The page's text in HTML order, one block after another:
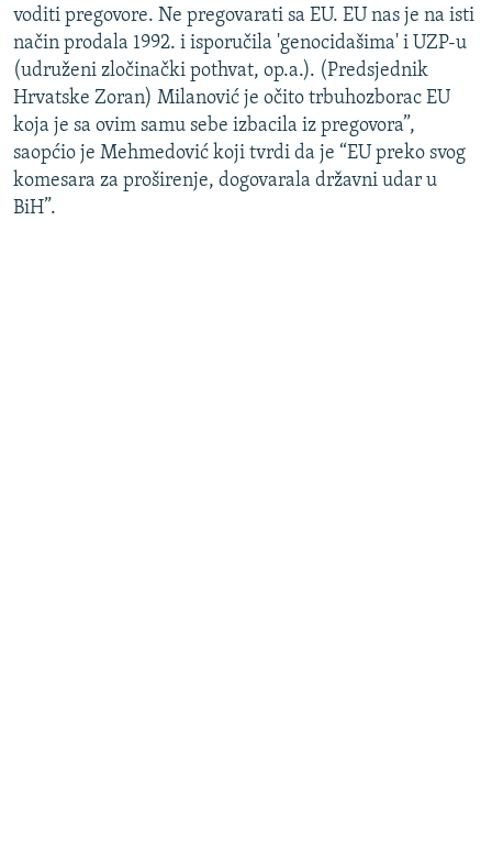
voditi pregovore. Ne pregovarati sa EU. EU nas je na isti
način prodala 1992. i isporučila 'genocidašima' i UZP-u
(udruženi zločinački pothvat, op.a.). (Predsjednik
Hrvatske Zoran) Milanović je očito trbuhozborac EU
koja je sa ovim samu sebe izbacila iz pregovora”,
saopćio je Mehmedović koji tvrdi da je “EU preko svog
komesara za proširenje, dogovarala državni udar u
BiH”.